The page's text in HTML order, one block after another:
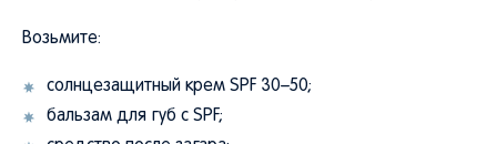
бальзам для губ с SPF;
средство после загара;